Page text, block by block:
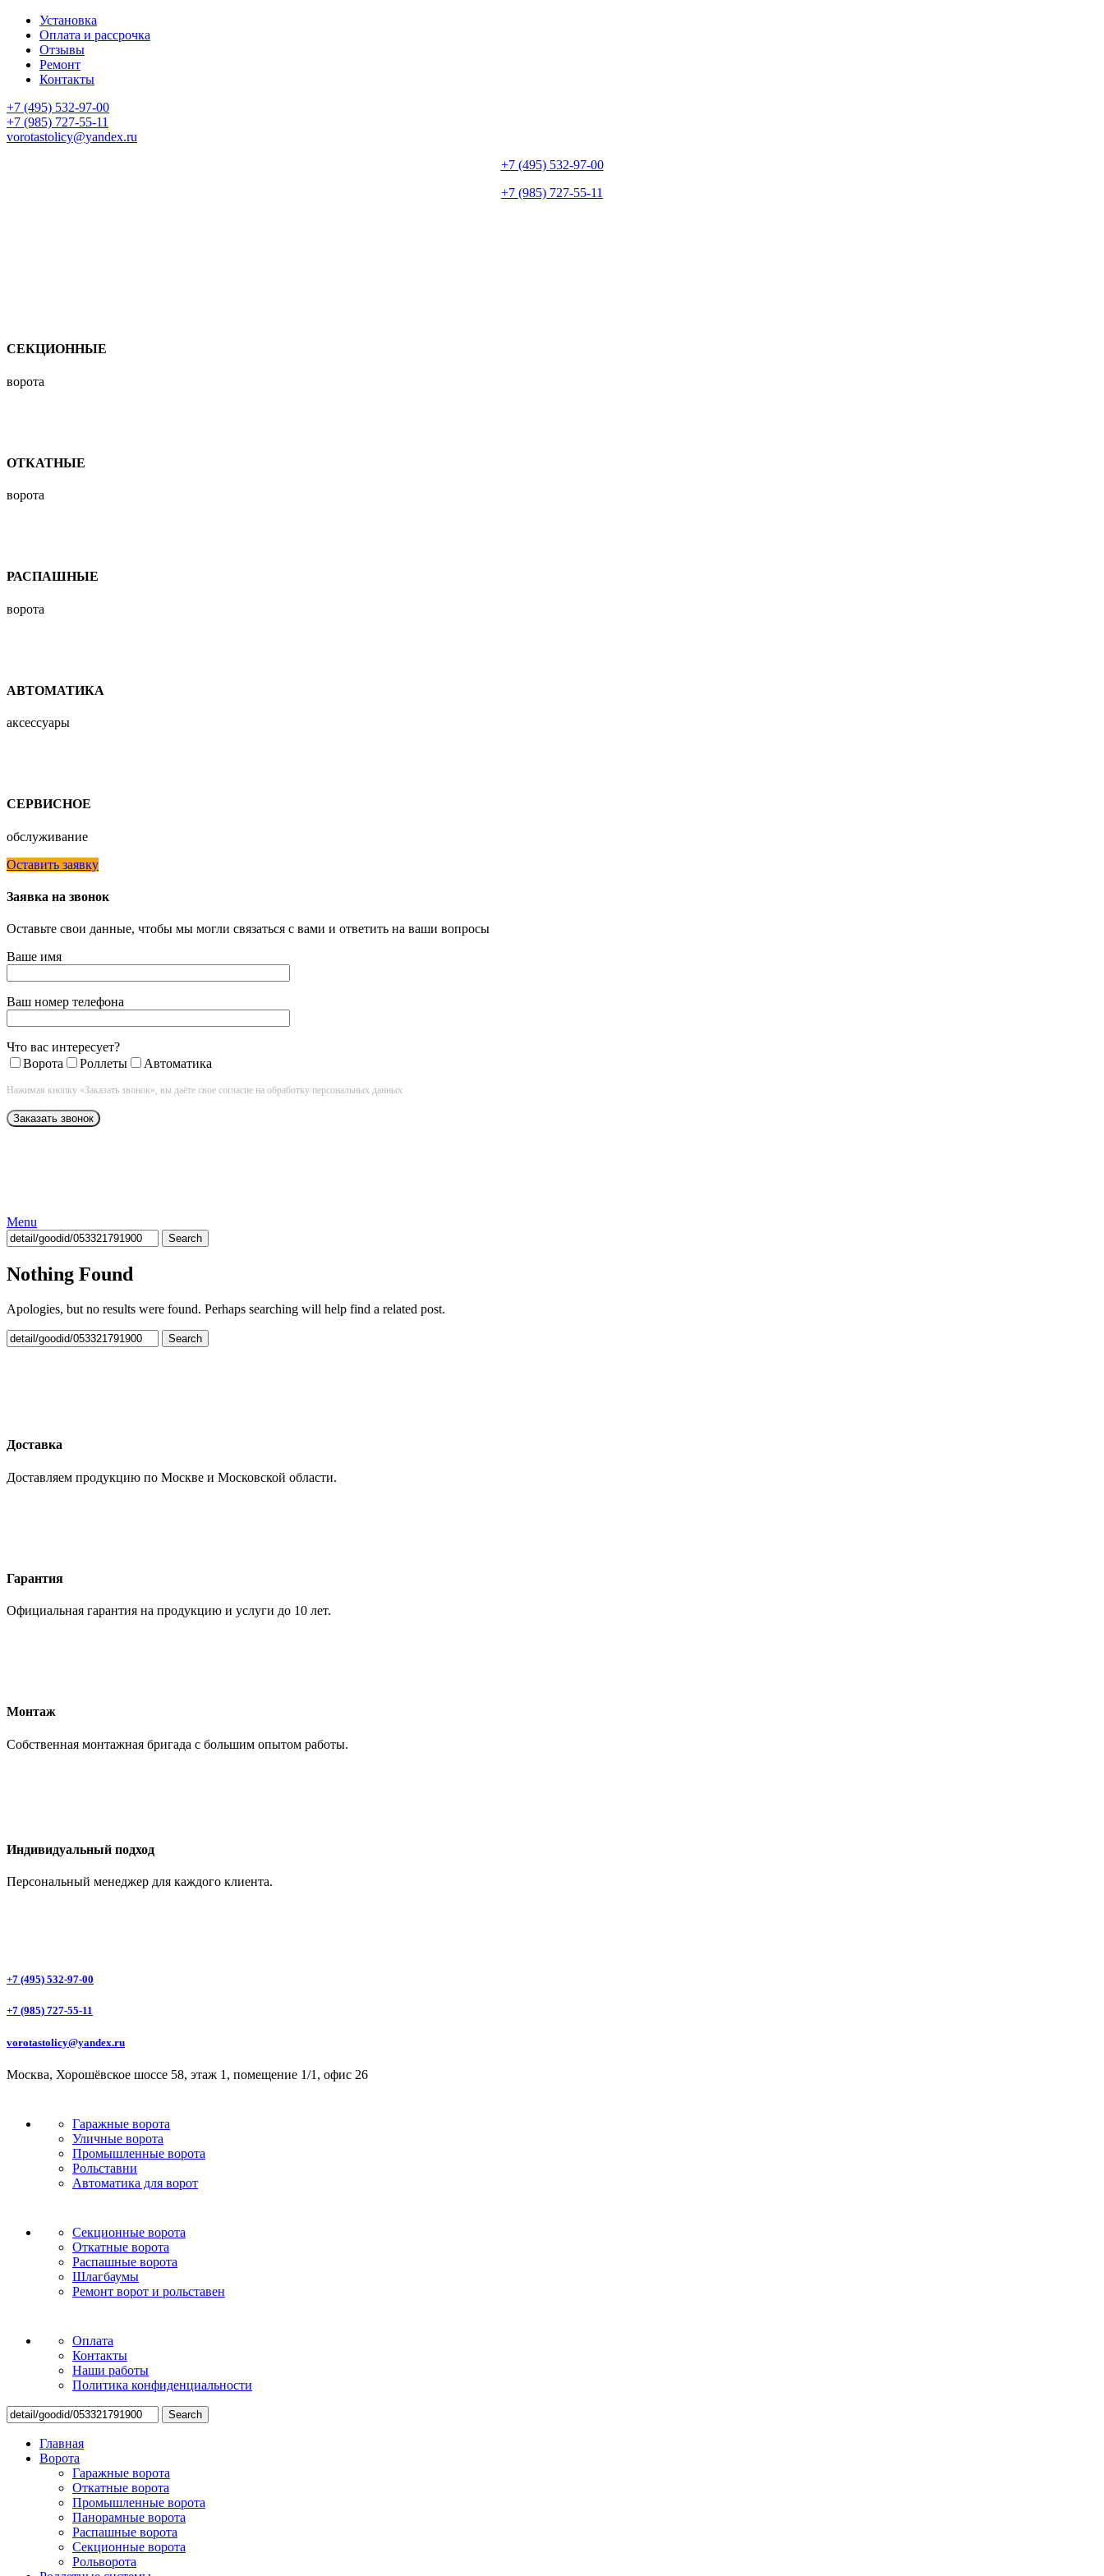
Установка
Оплата и рассрочка
Отзывы
Ремонт
Контакты
+7 (495) 532-97-00
+7 (985) 727-55-11
vorotastolicy@yandex.ru
+7 (495) 532-97-00
+7 (985) 727-55-11
СЕКЦИОННЫЕ
ворота
ОТКАТНЫЕ
ворота
РАСПАШНЫЕ
ворота
АВТОМАТИКА
аксессуары
СЕРВИСНОЕ
обслуживание
Оставить заявку
Заявка на звонок
Оставьте свои данные, чтобы мы могли связаться с вами и ответить на ваши вопросы
Ваше имя
Ваш номер телефона
Что вас интересует?
Ворота
Роллеты Автоматика
Нажимая кнопку «Заказать звонок», вы даёте свое согласие на обработку персональных данных
Menu
Search
Nothing Found
Apologies, but no results were found. Perhaps searching will help find a related post.
Search
Доставка
Доставляем продукцию по Москве и Московской области.
Гарантия
Официальная гарантия на продукцию и услуги до 10 лет.
Монтаж
Собственная монтажная бригада с большим опытом работы.
Индивидуальный подход
Персональный менеджер для каждого клиента.
+7 (495) 532-97-00
+7 (985) 727-55-11
vorotastolicy@yandex.ru
Москва, Хорошёвское шоссе 58, этаж 1, помещение 1/1, офис 26
Гаражные ворота
Уличные ворота
Промышленные ворота
Рольставни
Автоматика для ворот
Секционные ворота
Откатные ворота
Распашные ворота
Шлагбаумы
Ремонт ворот и рольставен
Оплата
Контакты
Наши работы
Политика конфиденциальности
Search
Главная
Ворота
Гаражные ворота
Откатные ворота
Промышленные ворота
Панорамные ворота
Распашные ворота
Секционные ворота
Рольворота